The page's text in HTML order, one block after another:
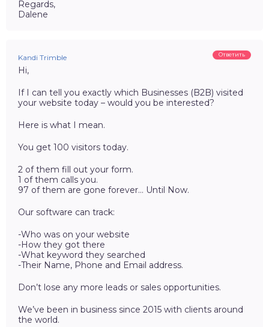
Regards,
Dalene
Kandi Trimble Ответить
Hi,
If I can tell you exactly which Businesses (B2B) visited
your website today – would you be interested?
Here is what I mean.
You get 100 visitors today.
2 of them fill out your form.
1 of them calls you.
97 of them are gone forever… Until Now.
Our software can track:
-Who was on your website
-How they got there
-What keyword they searched
-Their Name, Phone and Email address.
Don’t lose any more leads or sales opportunities.
We’ve been in business since 2015 with clients around
the world.